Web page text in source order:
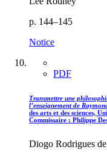
p. 144–145
Notice
PDF
Transmettre une
l’enseignement de
des arts et des sciences,
Commissaire : Philippe
Diogo Rodrigues